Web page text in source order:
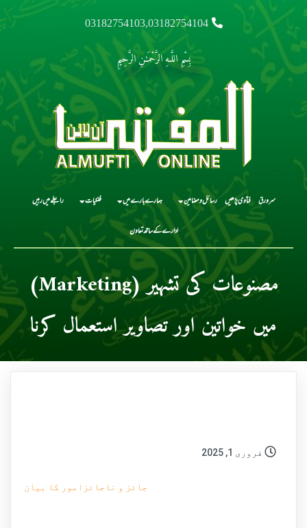
03182754103,03182754104
بِسْمِ اللَّـهِ الرَّحْمَـٰنِ الرَّحِيمِ
سرورق فتاوی پڑھیں رسائل و مضامین ہمارے بارے میں فلکیات رابطے میں رہیں
ادارے کے ساتھ تعاون
مصنوعات کی تشہیر (Marketing)
میں خواتین اور تصاویر استعمال کرنا
فروری 1, 2025
جائز و ناجائزامور کا بیان